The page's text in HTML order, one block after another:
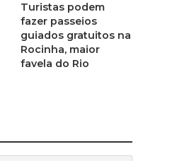
Turistas podem
fazer passeios
guiados gratuitos na
Rocinha, maior
favela do Rio